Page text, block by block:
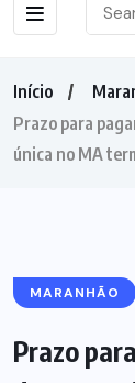
Início
Prazo para
única no MA
MARANHÃO
Prazo